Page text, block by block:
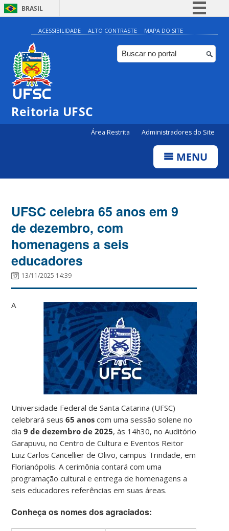
BRASIL
Simplifique!
Comunica BR
Participe
ACESSIBILIDADE ALTO CONTRASTE MAPA DO SITE
Reitoria UFSC
Área Restrita Administradores do Site
MENU
UFSC celebra 65 anos em 9
de dezembro, com
homenagens a seis
educadores
13/11/2025 14:39
A
Universidade Federal de Santa Catarina (UFSC)
celebrará seus65 anos com uma sessão solene no
dia9 de dezembro de 2025, às 14h30, no Auditório
Garapuvu, no Centro de Cultura e Eventos Reitor
Luiz Carlos Cancellier de Olivo, campus Trindade, em
Florianópolis. A cerimônia contará com uma
programação cultural e entrega de homenagens a
seis educadores referências em suas áreas.
Conheça os nomes dos agraciados: